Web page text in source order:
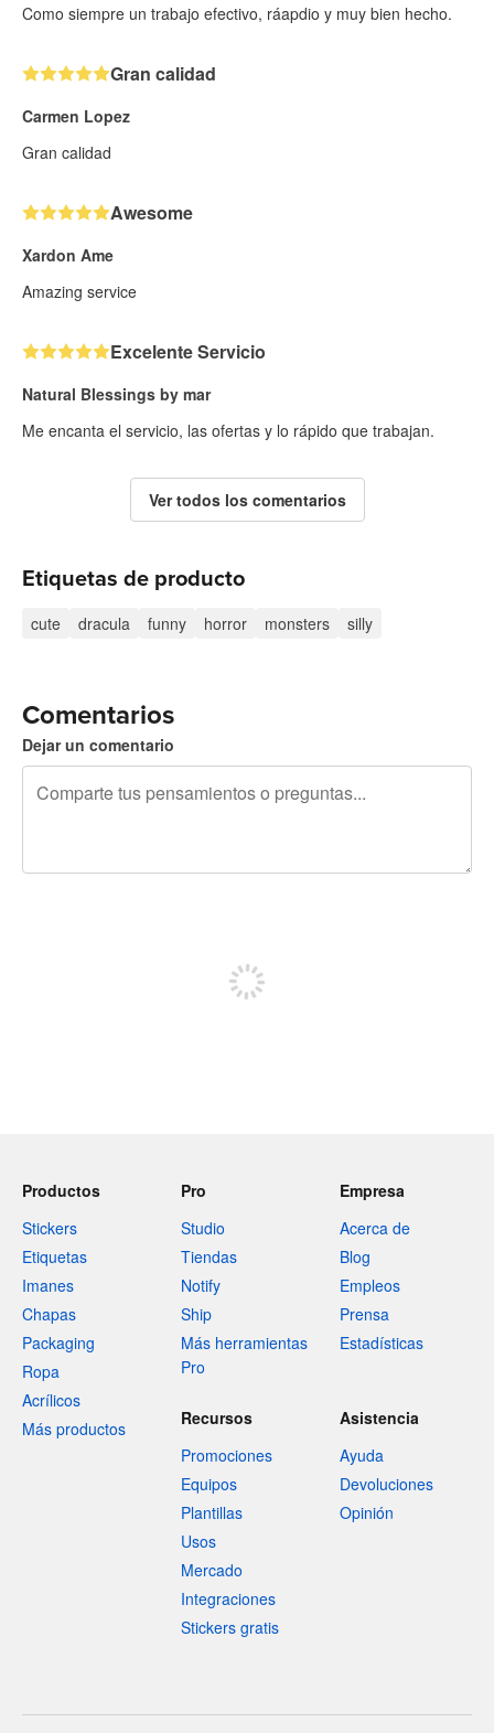
Como siempre un trabajo efectivo, ráapdio y muy bien hecho.
Gran calidad
Carmen Lopez
Gran calidad
Awesome
Xardon Ame
Amazing service
Excelente Servicio
Natural Blessings by mar
Me encanta el servicio, las ofertas y lo rápido que trabajan.
Ver todos los comentarios
Etiquetas de producto
cute dracula funny horror monsters silly
Comentarios
Dejar un comentario
Productos
Stickers
Etiquetas
Imanes
Chapas
Packaging
Ropa
Acrílicos
Más productos
Pro
Studio
Tiendas
Notify
Ship
Más herramientas
Pro
Empresa
Acerca de
Blog
Empleos
Prensa
Estadísticas
Recursos
Promociones
Equipos
Plantillas
Usos
Mercado
Integraciones
Stickers gratis
Asistencia
Ayuda
Devoluciones
Opinión